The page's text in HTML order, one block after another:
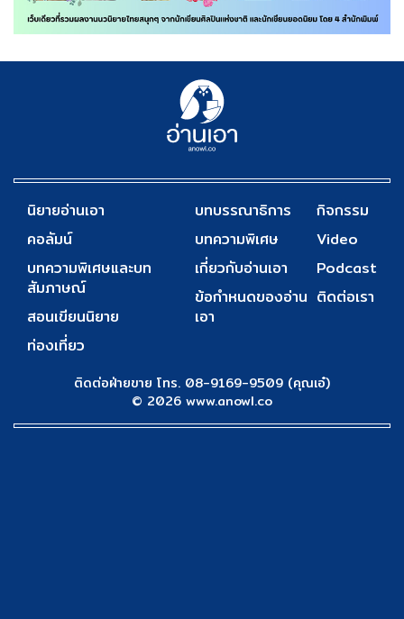
นิยายอ่านเอา
คอลัมน์
บทความพิเศษและบท
สัมภาษณ์
สอนเขียนนิยาย
ท่องเที่ยว
บทบรรณาธิการ
บทความพิเศษ
เกี่ยวกับอ่านเอา
ข้อกำหนดของอ่าน
เอา
กิจกรรม
Video
Podcast
ติดต่อเรา
ติดต่อฝ่ายขาย โทร. 08-9169-9509 (คุณเอ๋)
© 2026 www.anowl.co